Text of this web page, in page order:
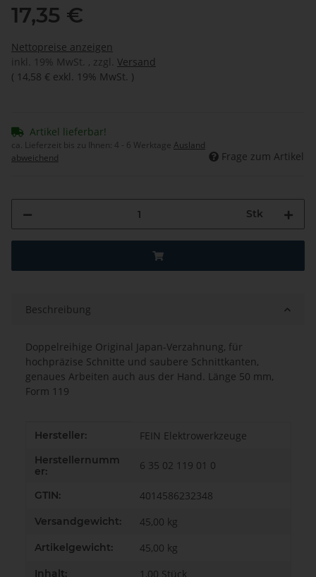
17,35 €
Nettopreise anzeigen
inkl. 19% MwSt. , zzgl. Versand
( 14,58 € exkl. 19% MwSt. )
Artikel lieferbar!
ca. Lieferzeit bis zu Ihnen: 4 - 6 Werktage Ausland
abweichend
Frage zum Artikel
Stk
Beschreibung
Doppelreihige Original Japan-Verzahnung, für
hochpräzise Schnitte und saubere Schnittkanten,
genaues Arbeiten auch aus der Hand. Länge 50 mm,
Form 119
Produkteigenschaft
Wert
Hersteller: FEIN Elektrowerkzeuge
Herstellernumm
er:
6 35 02 119 01 0
GTIN: 4014586232348
Versandgewicht: 45,00 kg
Artikelgewicht: 45,00 kg
Inhalt: 1,00 Stück